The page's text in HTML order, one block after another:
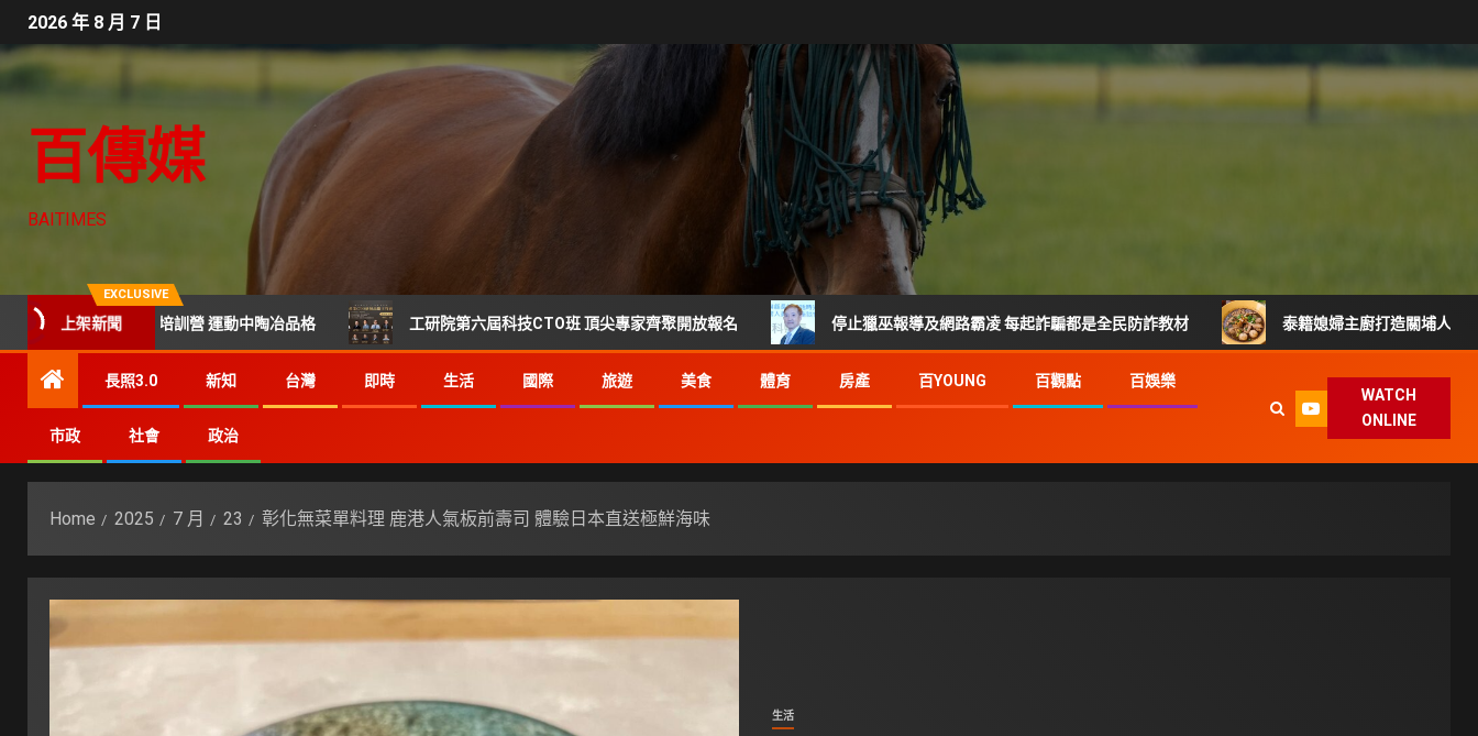
2026 年 8 月 7 日
百傳媒
BAITIMES
EXCLUSIVE
上架新聞
籃球×街舞培訓營 運動中陶冶品格 工研院第六屆科技CTO班 頂尖專家齊聚開放報名 停止獵巫報導及網路霸凌 每起詐騙都是全民防詐教材 泰籍媳婦主廚打造關埔人氣泰式料理
長照3.0 新知 台灣 即時 生活 國際 旅遊 美食 體育 房產 百YOUNG 百觀點 百娛樂
市政 社會 政治
WATCH
ONLINE
Home 2025 7 月 23 彰化無菜單料理 鹿港人氣板前壽司 體驗日本直送極鮮海味
生活